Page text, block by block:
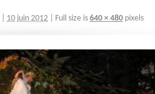
10 juin 2012 Full size is 640 × 480 pixels